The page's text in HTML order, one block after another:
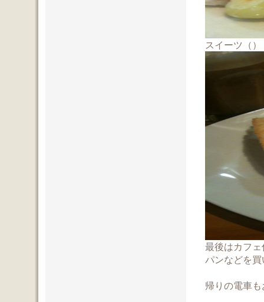
スイーツ（）
最後はカフ
パンなどを
帰りの電車